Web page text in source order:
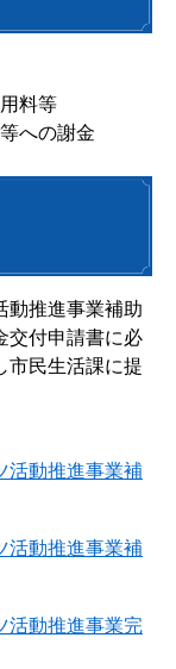
料等
への謝金
動推進事業補助
交付申請書に必
市民生活課に提
活動推進事業補
活動推進事業補
活動推進事業完